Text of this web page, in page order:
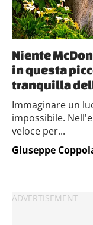
Niente
in questa
tranquilla
Immaginare un
impossibile.
veloce per...
Giuseppe